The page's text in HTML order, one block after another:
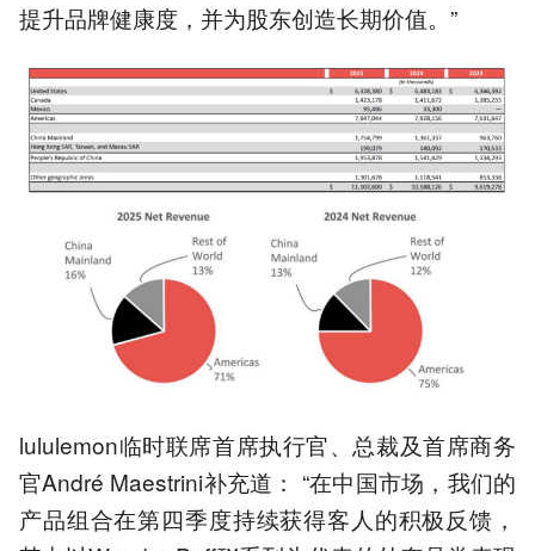
提升品牌健康度，并为股东创造长期价值。”
lululemon临时联席首席执行官、总裁及首席商务
官André Maestrini补充道： “在中国市场，我们的
产品组合在第四季度持续获得客人的积极反馈，